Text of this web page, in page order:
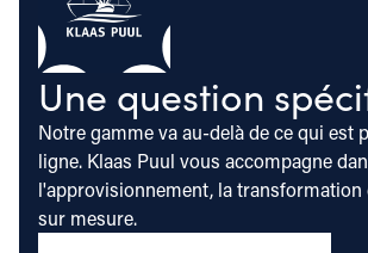
Une question
Notre gamme va au-delà de ce qui est
ligne. Klaas Puul vous accompagne
l'approvisionnement, la transformation
sur mesure.